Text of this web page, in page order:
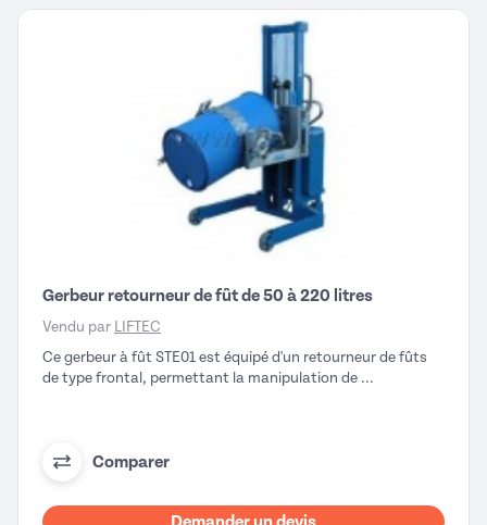
Gerbeur retourneur de fût de 50 à 220 litres
Vendu par LIFTEC
Ce gerbeur à fût STE01 est équipé d'un retourneur de fûts
de type frontal, permettant la manipulation de ...
Comparer